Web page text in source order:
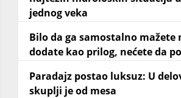
jednog veka
Bilo da ga samostalno mažete
dodate kao prilog, nećete da
Paradajz postao luksuz: U
skuplji je od mesa